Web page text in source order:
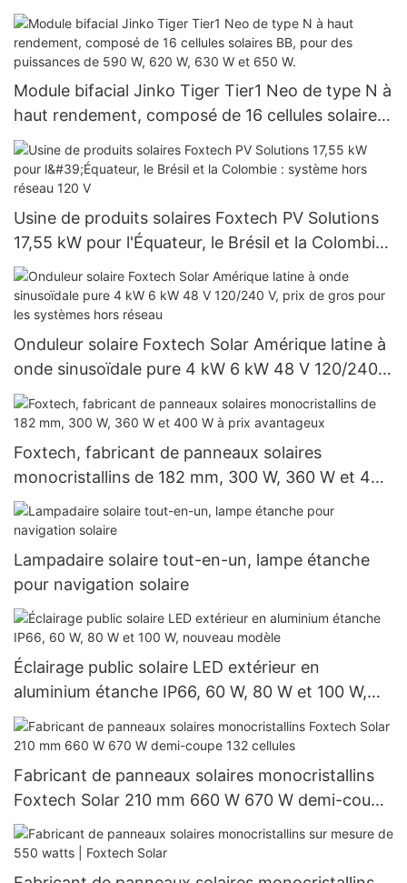
Foxtech
Module bifacial Jinko Tiger Tier1 Neo de type N à
haut rendement, composé de 16 cellules solaires
BB, pour des puissances de 590 W, 620 W, 630 W
et 650 W.
Usine de produits solaires Foxtech PV Solutions
17,55 kW pour l'Équateur, le Brésil et la Colombie :
système hors réseau 120 V
Onduleur solaire Foxtech Solar Amérique latine à
onde sinusoïdale pure 4 kW 6 kW 48 V 120/240
V, prix de gros pour les systèmes hors réseau
Foxtech, fabricant de panneaux solaires
monocristallins de 182 mm, 300 W, 360 W et 400
W à prix avantageux
Lampadaire solaire tout-en-un, lampe étanche
pour navigation solaire
Éclairage public solaire LED extérieur en
aluminium étanche IP66, 60 W, 80 W et 100 W,
nouveau modèle
Fabricant de panneaux solaires monocristallins
Foxtech Solar 210 mm 660 W 670 W demi-coupe
132 cellules